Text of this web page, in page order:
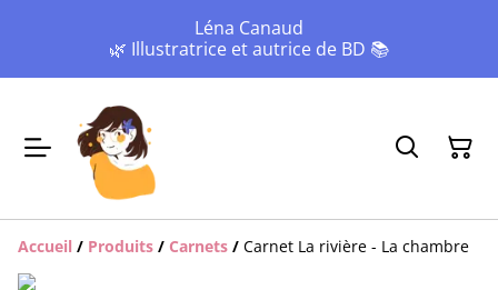
Léna Canaud
🌿 Illustratrice et autrice de BD 📚
Accueil / Produits / Carnets / Carnet La rivière - La chambre